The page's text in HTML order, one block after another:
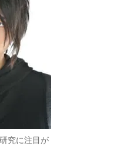
究に注目が